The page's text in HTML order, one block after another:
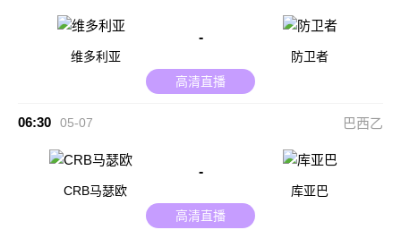
维多利亚
-
防卫者
高清直播
06:30 05-07 巴西乙
CRB马瑟欧
-
库亚巴
高清直播